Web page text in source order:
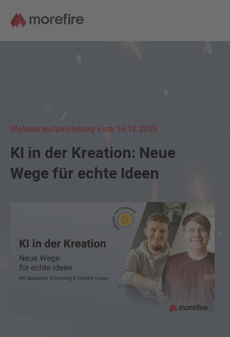
Webinaraufzeichnung vom 16.12.2025
KI in der Kreation: Neue
Wege für echte Ideen